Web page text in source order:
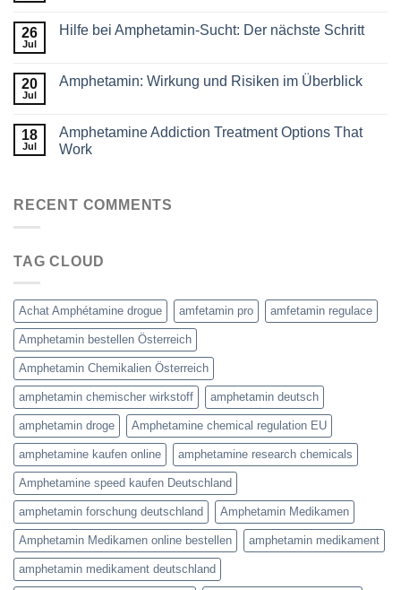
26
Jul
Hilfe bei Amphetamin-Sucht: Der nächste Schritt
20
Jul
Amphetamin: Wirkung und Risiken im Überblick
18
Jul
Amphetamine Addiction Treatment Options That
Work
RECENT COMMENTS
TAG CLOUD
Achat Amphétamine drogue amfetamin pro amfetamin regulace
Amphetamin bestellen Österreich
Amphetamin Chemikalien Österreich
amphetamin chemischer wirkstoff amphetamin deutsch
amphetamin droge Amphetamine chemical regulation EU
amphetamine kaufen online amphetamine research chemicals
Amphetamine speed kaufen Deutschland
amphetamin forschung deutschland Amphetamin Medikamen
Amphetamin Medikamen online bestellen amphetamin medikament
amphetamin medikament deutschland